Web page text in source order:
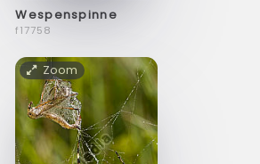
Wespenspinne
f17758
Zoom